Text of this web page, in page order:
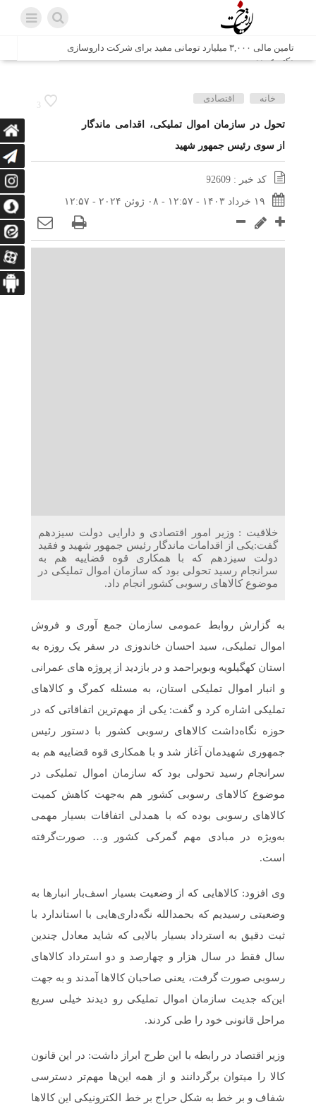
تامین مالی ۳,۰۰۰ میلیارد تومانی مفید برای شرکت داروسازی
دکتر عبیدی
شش وزیر کابینه پاکستان با حضور در سفارت ایران در اسلام
اتابک: ظرفیت های جدید همکاری‌های تجاری ایران و پاکستان با
محوریت بخش خصوصی فعال می‌شود
در مسیر جا‌مانده‌ها، دل‌ها به کربلا رسیده است
وزیر صمت خواستار پیگیری کانتینرهای ایرانی در بندر کراچی
شد / تجارت ۱۰ میلیارد دلاری ایران و پاکستان
3
خانه اقتصادی
تحول در سازمان اموال تملیکی، اقدامی ماندگار
از سوی رئیس جمهور شهید
کد خبر : 92609
۱۹ خرداد ۱۴۰۳ - ۱۲:۵۷ - ۰۸ ژوئن ۲۰۲۴ - ۱۲:۵۷
خلاقیت : وزیر امور اقتصادی و دارایی دولت سیزدهم
گفت:یکی از اقدامات ماندگار رئیس جمهور شهید و فقید
دولت سیزدهم که با همکاری قوه قضاییه هم به
سرانجام رسید تحولی بود که سازمان اموال تملیکی در
موضوع کالاهای رسوبی کشور انجام داد.
به گزارش روابط عمومی سازمان جمع آوری و فروش
اموال تملیکی، سید احسان خاندوزی در سفر یک روزه به
استان کهگیلویه وبویراحمد و در بازدید از پروژه های عمرانی
و انبار اموال تملیکی استان، به مسئله کمرگ و کالاهای
تملیکی اشاره کرد و گفت: یکی از مهم‌ترین اتفاقاتی که در
حوزه نگاه‌داشت کالاهای رسوبی کشور با دستور رئیس
جمهوری شهیدمان آغاز شد و با همکاری قوه قضاییه هم به
سرانجام رسید تحولی بود که سازمان اموال تملیکی در
موضوع کالاهای رسوبی کشور هم به‌جهت کاهش کمیت
کالاهای رسوبی بوده که با همدلی اتفاقات بسیار مهمی
به‌ویژه در مبادی مهم گمرکی کشور و… صورت‌گرفته
است.
وی افزود: کالاهایی که از وضعیت بسیار اسف‌بار انبارها به
وضعیتی رسیدیم که بحمدالله نگه‌داری‌هایی با استاندارد با
ثبت دقیق به استرداد بسیار بالایی که شاید معادل چندین
سال فقط در سال هزار و چهارصد و دو استرداد کالاهای
رسوبی صورت گرفت، یعنی صاحبان کالاها آمدند و به جهت
این‌که جدیت سازمان اموال تملیکی رو دیدند خیلی سریع
مراحل قانونی خود را طی کردند.
وزیر اقتصاد در رابطه با این طرح ابراز داشت: در این قانون
کالا را میتوان برگردانند و از همه این‌ها مهم‌تر دسترسی
شفاف و بر خط به شکل حراج بر خط الکترونیکی این کالاها